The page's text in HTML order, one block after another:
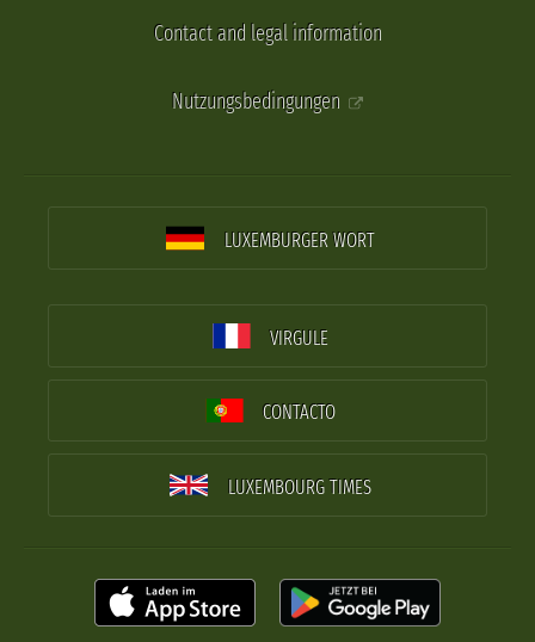
Contact and legal information
Nutzungsbedingungen
LUXEMBURGER WORT
VIRGULE
CONTACTO
LUXEMBOURG TIMES